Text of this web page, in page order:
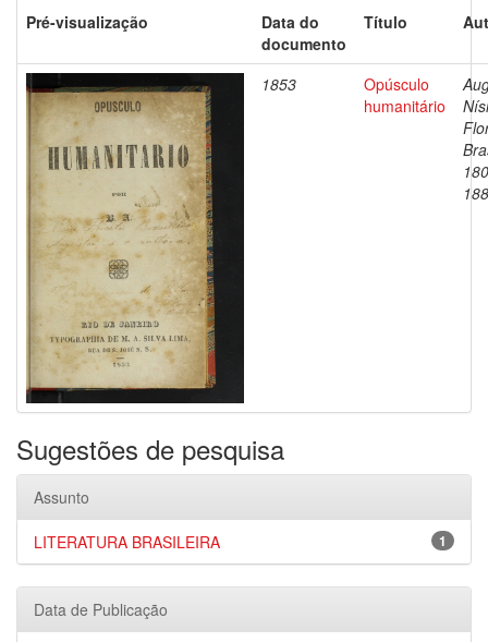
Pré-visualização
Data do
documento
Título
1853
Opúsculo
humanitário
Sugestões de pesquisa
Assunto
1
LITERATURA BRASILEIRA
Data de Publicação